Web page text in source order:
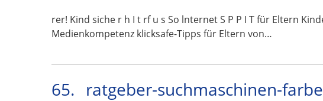
rer! Kind siche r h I t rf u s So lnternet S P P I T für Eltern
Medienkompetenz klicksafe-Tipps für Eltern von…
65. ratgeber-suchmaschinen-